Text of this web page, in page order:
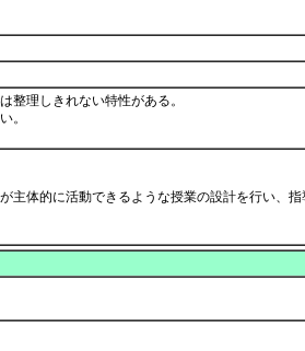
整理しきれない特性がある。
。
主体的に活動できるような授業の設計を行い、